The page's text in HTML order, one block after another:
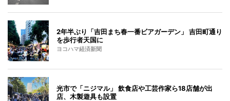
2年半ぶり「吉田まち春一番ビアガーデン」 吉田町通り
を歩行者天国に
ヨコハマ経済新聞
光市で「ニジマル」 飲食店や工芸作家ら18店舗が出
店、木製遊具も設置